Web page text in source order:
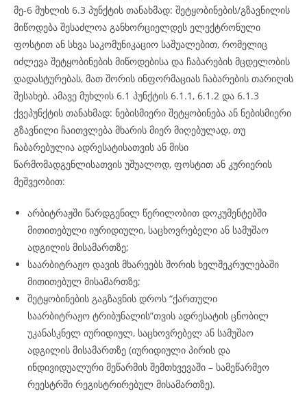
მე-6 მუხლის 6.3 პუნქტის თანახმად: შეტყობინების/გზავნილის
მიწოდება შესაძლოა განხორციელდეს ელექტრონული
ფოსტით ან სხვა საკომუნიკაციო საშუალებით, რომელიც
იძლევა შეტყობინების მიწოდებისა და ჩაბარების მცდელობის
დადასტურებას, მათ შორის ინფორმაციას ჩაბარების თარიღის
შესახებ. ამავე მუხლის 6.1 პუნქტის 6.1.1, 6.1.2 და 6.1.3
ქვეპუნქტის თანახმად: ნებისმიერი შეტყობინება ან ნებისმიერი
გზავნილი ჩაითვლება მხარის მიერ მიღებულად, თუ
ჩაბარებულია ადრესატისათვის ან მისი
წარმომადგენლისათვის უშუალოდ, ფოსტით ან კურიერის
მეშვეობით:
არბიტრაჟში წარდგენილ წერილობით დოკუმენტებში
მითითებული იურიდიული, საცხოვრებელი ან სამუშაო
ადგილის მისამართზე;
საარბიტრაჟო დავის მხარეებს შორის ხელშეკრულებაში
მითითებულ მისამართზე;
შეტყობინების გაგზავნის დროს “ქართული
საარბიტრაჟო ტრიბუნალის”თვის ადრესატის ცნობილ
უკანასკნელ იურიდიულ, საცხოვრებელ ან სამუშაო
ადგილის მისამართზე (იურიდიული პირის და
ინდივიდუალური მეწარმის შემთხვევაში – სამეწარმეო
რეესტრში რეგისტრირებულ მისამართზე).